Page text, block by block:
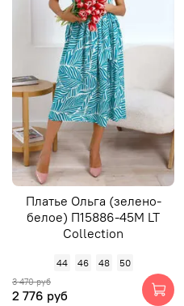
Платье Ольга (зелено-
белое) П15886-45М LT
Collection
44 46 48 50
3 470 руб
2 776 руб